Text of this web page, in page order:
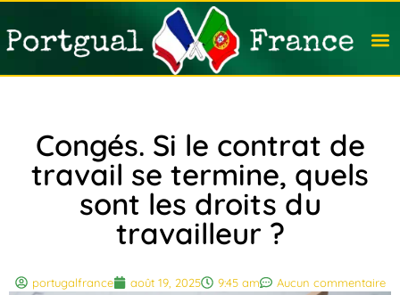
Congés. Si le contrat de
travail se termine, quels
sont les droits du
travailleur ?
portugalfrance août 19, 2025 9:45 am Aucun commentaire